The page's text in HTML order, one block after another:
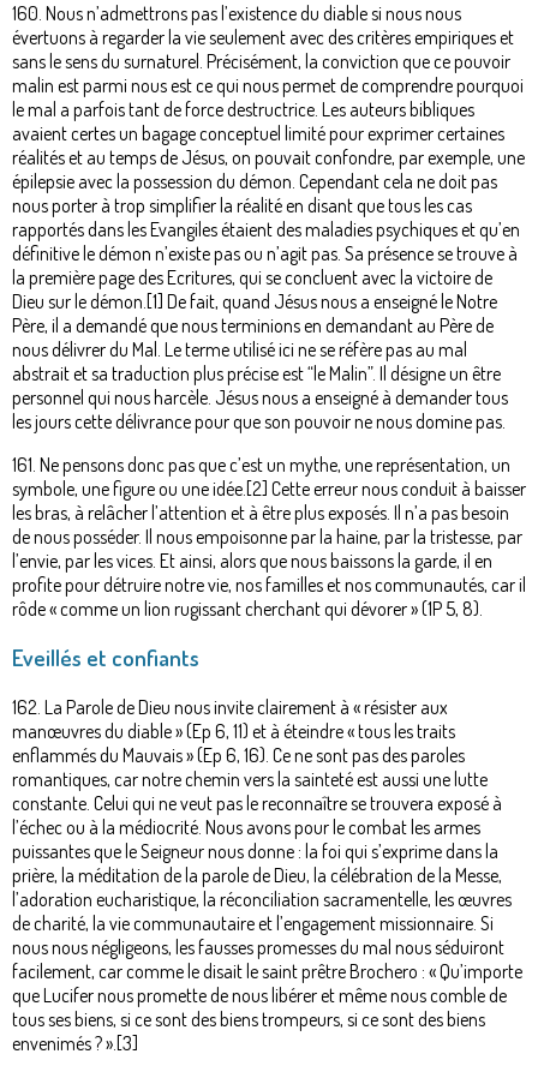
160. Nous n’admettrons pas l’existence du diable si nous nous
évertuons à regarder la vie seulement avec des critères empiriques et
sans le sens du surnaturel. Précisément, la conviction que ce pouvoir
malin est parmi nous est ce qui nous permet de comprendre pourquoi
le mal a parfois tant de force destructrice. Les auteurs bibliques
avaient certes un bagage conceptuel limité pour exprimer certaines
réalités et au temps de Jésus, on pouvait confondre, par exemple, une
épilepsie avec la possession du démon. Cependant cela ne doit pas
nous porter à trop simplifier la réalité en disant que tous les cas
rapportés dans les Evangiles étaient des maladies psychiques et qu’en
définitive le démon n’existe pas ou n’agit pas. Sa présence se trouve à
la première page des Ecritures, qui se concluent avec la victoire de
Dieu sur le démon.[1] De fait, quand Jésus nous a enseigné le Notre
Père, il a demandé que nous terminions en demandant au Père de
nous délivrer du Mal. Le terme utilisé ici ne se réfère pas au mal
abstrait et sa traduction plus précise est “le Malin”. Il désigne un être
personnel qui nous harcèle. Jésus nous a enseigné à demander tous
les jours cette délivrance pour que son pouvoir ne nous domine pas.
161. Ne pensons donc pas que c’est un mythe, une représentation, un
symbole, une figure ou une idée.[2] Cette erreur nous conduit à baisser
les bras, à relâcher l’attention et à être plus exposés. Il n’a pas besoin
de nous posséder. Il nous empoisonne par la haine, par la tristesse, par
l’envie, par les vices. Et ainsi, alors que nous baissons la garde, il en
profite pour détruire notre vie, nos familles et nos communautés, car il
rôde « comme un lion rugissant cherchant qui dévorer » (1P 5, 8).
Eveillés et confiants
162. La Parole de Dieu nous invite clairement à « résister aux
manœuvres du diable » (Ep 6, 11) et à éteindre « tous les traits
enflammés du Mauvais » (Ep 6, 16). Ce ne sont pas des paroles
romantiques, car notre chemin vers la sainteté est aussi une lutte
constante. Celui qui ne veut pas le reconnaître se trouvera exposé à
l’échec ou à la médiocrité. Nous avons pour le combat les armes
puissantes que le Seigneur nous donne : la foi qui s’exprime dans la
prière, la méditation de la parole de Dieu, la célébration de la Messe,
l’adoration eucharistique, la réconciliation sacramentelle, les œuvres
de charité, la vie communautaire et l’engagement missionnaire. Si
nous nous négligeons, les fausses promesses du mal nous séduiront
facilement, car comme le disait le saint prêtre Brochero : « Qu’importe
que Lucifer nous promette de nous libérer et même nous comble de
tous ses biens, si ce sont des biens trompeurs, si ce sont des biens
envenimés ? ».[3]